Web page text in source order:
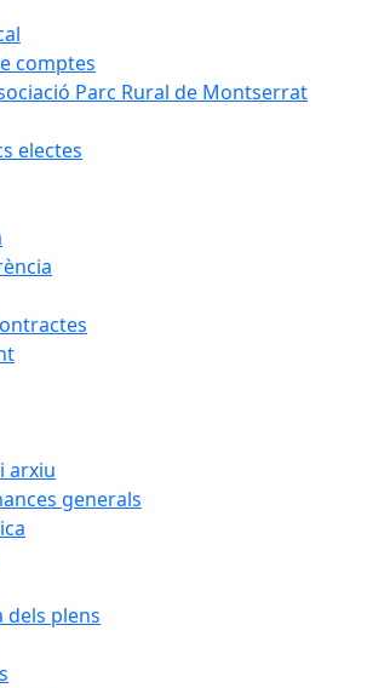
comptes
Parc Rural de Montserrat
electes
arxiu
generals
dels plens